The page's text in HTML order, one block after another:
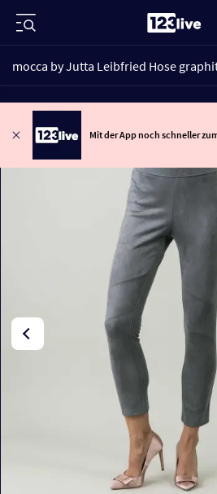
mocca by Jutta Leibfried Hose
Mit der App noch schneller